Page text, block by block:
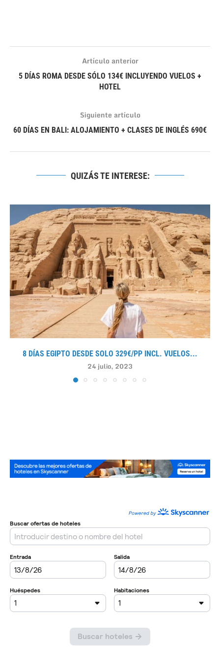
Artículo anterior
5 DÍAS ROMA DESDE SÓLO 134€ INCLUYENDO VUELOS +
HOTEL
Siguiente artículo
60 DÍAS EN BALI: ALOJAMIENTO + CLASES DE INGLÉS 690€
QUIZÁS TE INTERESE:
8 DÍAS EGIPTO DESDE SOLO 329€/PP INCL. VUELOS...
24 julio, 2023